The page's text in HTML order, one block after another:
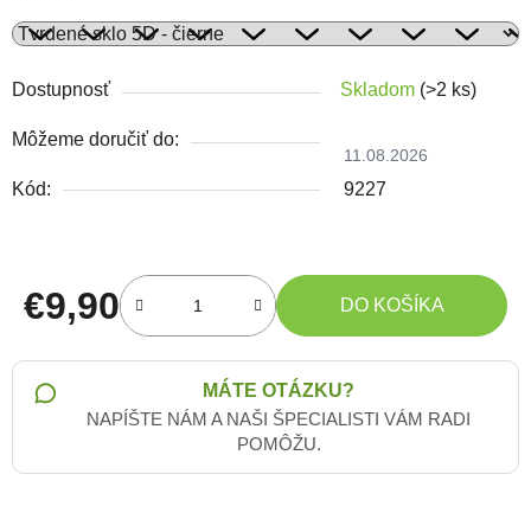
Dostupnosť Skladom (>2 ks)
Môžeme doručiť do:
11.08.2026
Kód: 9227
€9,90
Jednotková cena:
DO KOŠÍKA
MÁTE OTÁZKU?
NAPÍŠTE NÁM A NAŠI ŠPECIALISTI VÁM RADI
POMÔŽU.